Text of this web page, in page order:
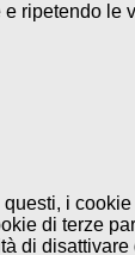
le
i
di terze
di